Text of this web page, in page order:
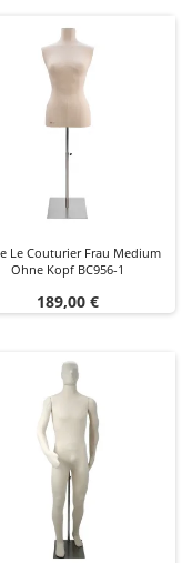
Le Couturier Frau Medium
Ohne Kopf BC956-1
Preis
189,00 €